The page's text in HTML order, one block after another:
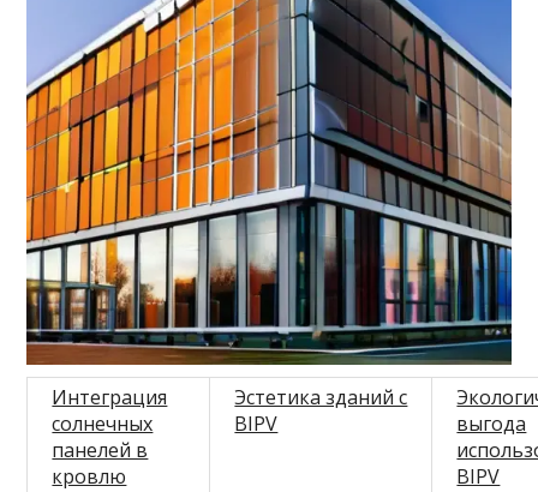
Интеграция
солнечных
панелей в
кровлю
Эстетика зданий с
BIPV
выгода
BIPV